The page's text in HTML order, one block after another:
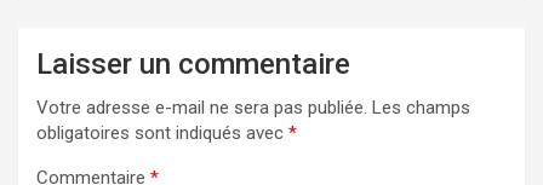
Laisser un commentaire
Votre adresse e-mail ne sera pas publiée. Les champs
obligatoires sont indiqués avec *
Commentaire *